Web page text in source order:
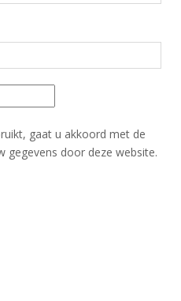
gaat u akkoord met de
gegevens door deze website.